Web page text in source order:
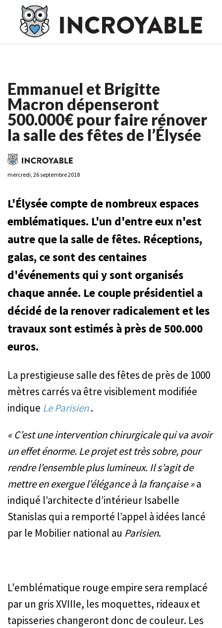
Casino En Ligne France
Casino En Ligne France
Ligne
Emmanuel et Brigitte
Macron dépenseront
500.000€ pour faire rénover
la salle des fêtes de l’Élysée
mercredi, 26 septembre 2018
L'Élysée compte de nombreux espaces
emblématiques. L'un d'entre eux n'est
autre que la salle de fêtes. Réceptions,
galas, ce sont des centaines
d'événements qui y sont organisés
chaque année. Le couple présidentiel a
décidé de la renover radicalement et les
travaux sont estimés à près de 500.000
euros.
La prestigieuse salle des fêtes de près de 1000
mètres carrés va être visiblement modifiée
indique Le Parisien.
« C’est une intervention chirurgicale qui va avoir
un effet énorme. Le projet est très sobre, pour
rendre l’ensemble plus lumineux. Il s’agit de
mettre en exergue l’élégance à la française »a
indiqué l’architecte d’intérieur Isabelle
Stanislas qui a remporté l’appel à idées lancé
par le Mobilier national au Parisien.
L'emblématique rouge empire sera remplacé
par un gris XVIIIe, les moquettes, rideaux et
tapisseries changeront donc de couleur. Les